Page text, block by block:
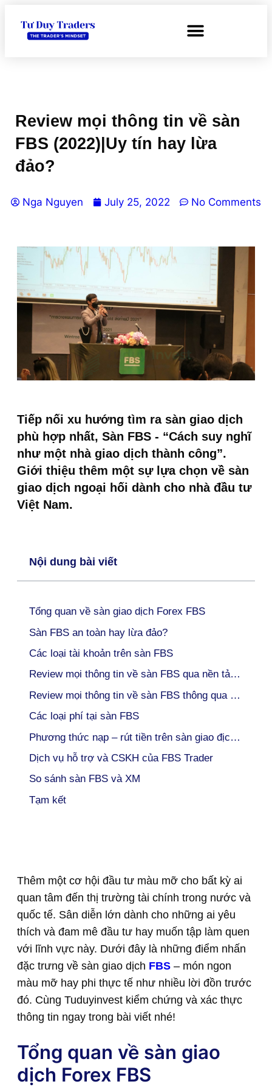
Review mọi thông tin về sàn
FBS (2022)|Uy tín hay lừa
đảo?
Nga Nguyen July 25, 2022 No Comments
Tiếp nối xu hướng tìm ra sàn giao dịch
phù hợp nhất, Sàn FBS - “Cách suy nghĩ
như một nhà giao dịch thành công”.
Giới thiệu thêm một sự lựa chọn về sàn
giao dịch ngoại hối dành cho nhà đầu tư
Việt Nam.
Nội dung bài viết
Tổng quan về sàn giao dịch Forex FBS
Sàn FBS an toàn hay lừa đảo?
Các loại tài khoản trên sàn FBS
Review mọi thông tin về sàn FBS qua nền tảng sử dụng
Review mọi thông tin về sàn FBS thông qua danh mục sản phẩm
Các loại phí tại sàn FBS
Phương thức nạp – rút tiền trên sàn giao địch FBS
Dịch vụ hỗ trợ và CSKH của FBS Trader
So sánh sàn FBS và XM
Tạm kết
Thêm một cơ hội đầu tư màu mỡ cho bất kỳ ai
quan tâm đến thị trường tài chính trong nước và
quốc tế. Sân diễn lớn dành cho những ai yêu
thích và đam mê đầu tư hay muốn tập làm quen
với lĩnh vực này. Dưới đây là những điểm nhấn
đặc trưng về sàn giao dịch FBS – món ngon
màu mỡ hay phi thực tế như nhiều lời đồn trước
đó. Cùng Tuduyinvest kiểm chứng và xác thực
thông tin ngay trong bài viết nhé!
Tổng quan về sàn giao
dịch Forex FBS